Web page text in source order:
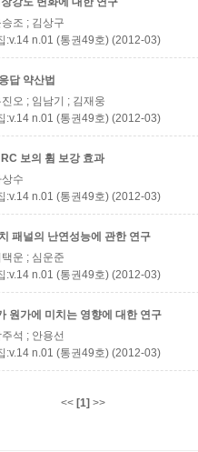
조 ; 김상구
:v.14 n.01 (통권49호) (2012-03)
답 약산법
오 ; 임남기 ; 김재웅
:v.14 n.01 (통권49호) (2012-03)
보의 휨 보강 효과
수
:v.14 n.01 (통권49호) (2012-03)
패널의 난연성능에 관한 연구
운 ; 심운준
:v.14 n.01 (통권49호) (2012-03)
원가에 미치는 영향에 대한 연구
석 ; 안용선
:v.14 n.01 (통권49호) (2012-03)
<< [1] >>